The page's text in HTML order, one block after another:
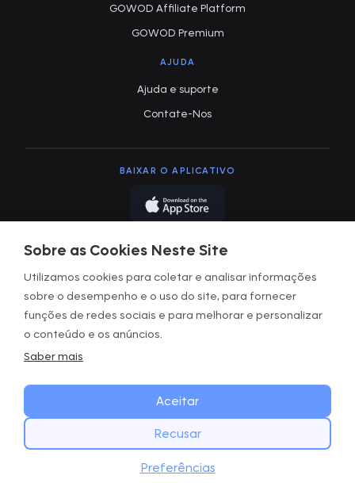
Sobre as Cookies Neste Site
Utilizamos cookies para coletar e analisar informações
sobre o desempenho e o uso do site, para fornecer
funções de redes sociais e para melhorar e personalizar
o conteúdo e os anúncios.
Saber mais
Aceitar
Recusar
Preferências
Baixe o app GOWOD
Baixar
GOWOD Affiliate Platform
GOWOD Premium
AJUDA
Ajuda e suporte
Contate-Nos
BAIXAR O APLICATIVO
Política de privacidade
Gerenciar os cookies
Copyright © GOWOD2026. All Rights Reserved.
Website with Digital Mast